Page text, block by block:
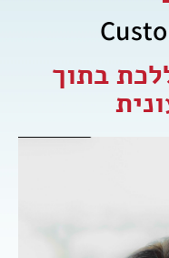
בתוך